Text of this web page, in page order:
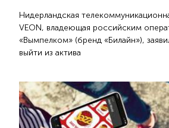
Нидерландская
VEON, владеющая российским
«Вымпелком» (бренд «Билайн»),
выйти из актива